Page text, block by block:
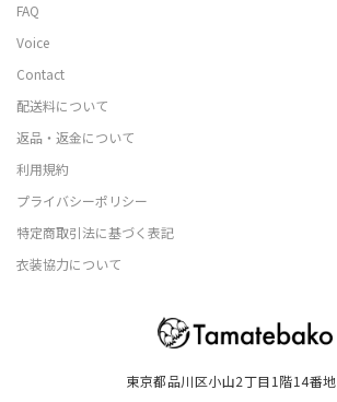
東京都品川区小山2丁目1階14番
FAQ
Voice
Contact
配送料について
返品・返金について
利用規約
プライバシーポリシー
特定商取引法に基づく表記
衣装協力について